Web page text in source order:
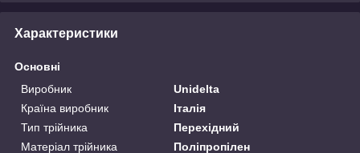
Характеристики
Основні
Виробник
Unidelta
Країна виробник
Італія
Тип трійника
Перехідний
Матеріал трійника
Поліпропілен